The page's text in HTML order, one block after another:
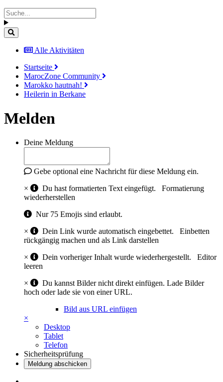
Alle Aktivitäten
Startseite
MarocZone Community
Marokko hautnah!
Heilerin in Berkane
Melden
Deine Meldung
Gebe optional eine Nachricht für diese Meldung ein.
×
Du hast formatierten Text eingefügt. Formatierung
wiederherstellen
Nur 75 Emojis sind erlaubt.
×
Dein Link wurde automatisch eingebettet. Einbetten
rückgängig machen und als Link darstellen
×
Dein vorheriger Inhalt wurde wiederhergestellt. Editor
leeren
×
Du kannst Bilder nicht direkt einfügen. Lade Bilder
hoch oder lade sie von einer URL.
Bild aus URL einfügen
×
Desktop
Tablet
Telefon
Sicherheitsprüfung
Meldung abschicken